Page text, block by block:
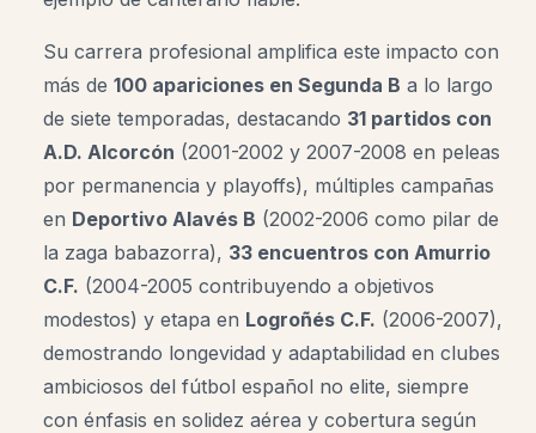
Su carrera profesional amplifica este impacto con
más de 100 apariciones en Segunda B a lo largo
de siete temporadas, destacando 31 partidos con
A.D. Alcorcón (2001-2002 y 2007-2008 en peleas
por permanencia y playoffs), múltiples campañas
en Deportivo Alavés B (2002-2006 como pilar de
la zaga babazorra), 33 encuentros con Amurrio
C.F. (2004-2005 contribuyendo a objetivos
modestos) y etapa en Logroñés C.F. (2006-2007),
demostrando longevidad y adaptabilidad en clubes
ambiciosos del fútbol español no elite, siempre
con énfasis en solidez aérea y cobertura según